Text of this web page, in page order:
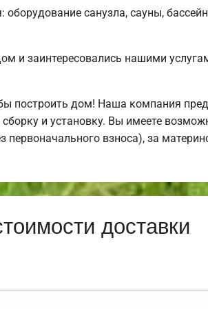
санузла, сауны,
и заинтересовались нашими
построить дом! Наша компания
и установку. Вы имеете
взноса), за
доставки